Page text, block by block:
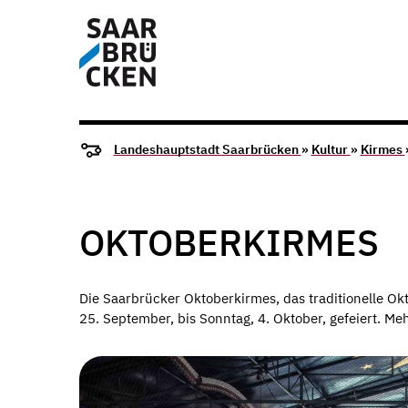
Landeshauptstadt Saarbrücken » Kultur » Kirmes
OKTOBERKIRMES
Die Saarbrücker Oktoberkirmes, das traditionelle
25. September, bis Sonntag, 4. Oktober, gefeiert.